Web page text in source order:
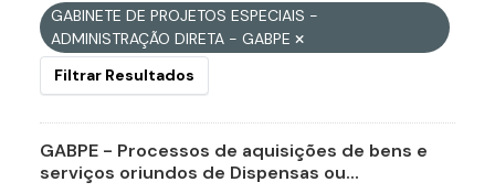
GABINETE DE PROJETOS ESPECIAIS -
ADMINISTRAÇÃO DIRETA - GABPE
Filtrar Resultados
GABPE - Processos de aquisições de bens e
serviços oriundos de Dispensas ou...